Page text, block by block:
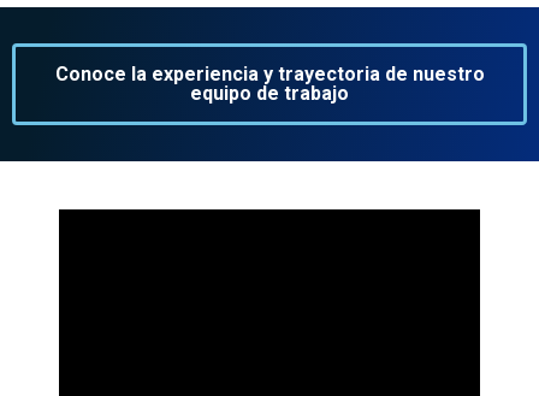
Conoce la experiencia y trayectoria de nuestro
equipo de trabajo